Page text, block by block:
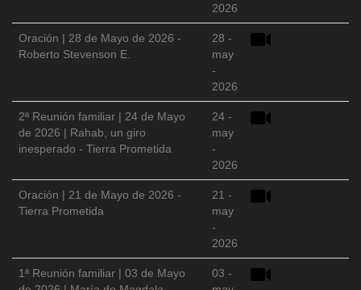
2026
Oración | 28 de Mayo de 2026 -
Roberto Stevenson E.
28 -
may
-
2026
2ª Reunión familiar | 24 de Mayo
de 2026 | Rahab, un giro
inesperado - Tierra Prometida
24 -
may
-
2026
Oración | 21 de Mayo de 2026 -
Tierra Prometida
21 -
may
-
2026
1ª Reunión familiar | 03 de Mayo
03 -